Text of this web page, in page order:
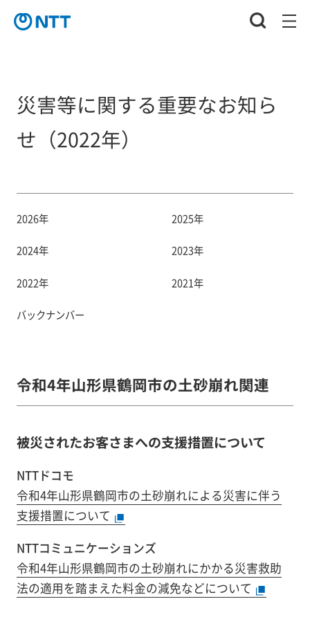
災害等に関する重要なお知ら
せ（2022年）
2026年 2025年
2024年 2023年
2022年 2021年
バックナンバー
令和4年山形県鶴岡市の土砂崩れ関連
被災されたお客さまへの支援措置について
NTTドコモ
令和4年山形県鶴岡市の土砂崩れによる災害に伴う
支援措置について
NTTコミュニケーションズ
令和4年山形県鶴岡市の土砂崩れにかかる災害救助
法の適用を踏まえた料金の減免などについて